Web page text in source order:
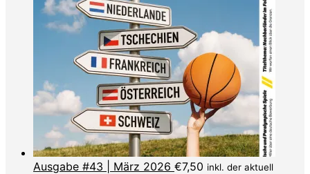
Ausgabe #43 | März 2026 €7,50 inkl. der aktuell